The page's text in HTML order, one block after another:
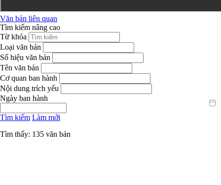
Văn bản liên quan
Tìm kiếm nâng cao
Từ khóa
Loại văn bản
Số hiệu văn bản
Tên văn bản
Cơ quan ban hành
Nội dung trích yếu
Ngày ban hành
Tìm kiếm Làm mới
Tìm thấy: 135 văn bản